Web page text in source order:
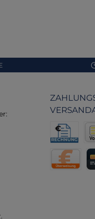
.
Rechnung